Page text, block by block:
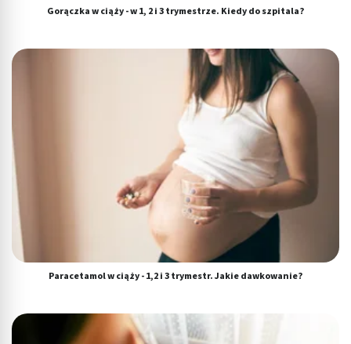
Gorączka w ciąży - w 1, 2 i 3 trymestrze. Kiedy do szpitala?
Paracetamol w ciąży - 1,2 i 3 trymestr. Jakie dawkowanie?